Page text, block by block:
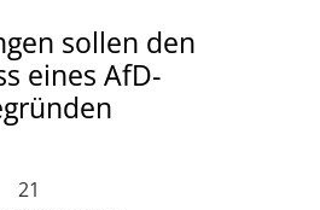
sollen den
eines AfD-
21